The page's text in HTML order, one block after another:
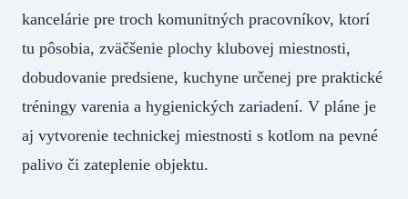
kancelárie pre troch komunitných pracovníkov, ktorí
tu pôsobia, zväčšenie plochy klubovej miestnosti,
dobudovanie predsiene, kuchyne určenej pre praktické
tréningy varenia a hygienických zariadení. V pláne je
aj vytvorenie technickej miestnosti s kotlom na pevné
palivo či zateplenie objektu.